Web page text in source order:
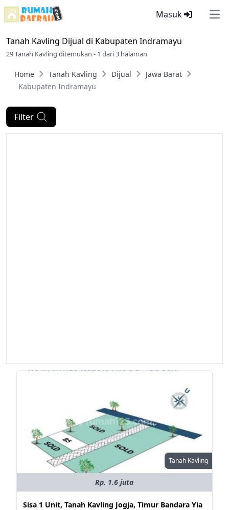
Masuk
Tanah Kavling Dijual di Kabupaten Indramayu
29 Tanah Kavling ditemukan - 1 dari 3 halaman
Home Tanah Kavling Dijual
Jawa Barat
Kabupaten Indramayu
Filter
Tanah Kavling
Rp. 1.6 juta
Sisa 1 Unit, Tanah Kavling Jogja, Timur Bandara Yia